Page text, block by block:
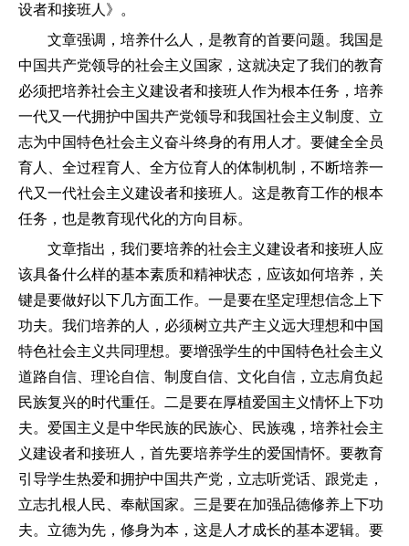
设者和接班人》。
文章强调，培养什么人，是教育的首要问题。我国是
中国共产党领导的社会主义国家，这就决定了我们的教育
必须把培养社会主义建设者和接班人作为根本任务，培养
一代又一代拥护中国共产党领导和我国社会主义制度、立
志为中国特色社会主义奋斗终身的有用人才。要健全全员
育人、全过程育人、全方位育人的体制机制，不断培养一
代又一代社会主义建设者和接班人。这是教育工作的根本
任务，也是教育现代化的方向目标。
文章指出，我们要培养的社会主义建设者和接班人应
该具备什么样的基本素质和精神状态，应该如何培养，关
键是要做好以下几方面工作。一是要在坚定理想信念上下
功夫。我们培养的人，必须树立共产主义远大理想和中国
特色社会主义共同理想。要增强学生的中国特色社会主义
道路自信、理论自信、制度自信、文化自信，立志肩负起
民族复兴的时代重任。二是要在厚植爱国主义情怀上下功
夫。爱国主义是中华民族的民族心、民族魂，培养社会主
义建设者和接班人，首先要培养学生的爱国情怀。要教育
引导学生热爱和拥护中国共产党，立志听党话、跟党走，
立志扎根人民、奉献国家。三是要在加强品德修养上下功
夫。立德为先，修身为本，这是人才成长的基本逻辑。要